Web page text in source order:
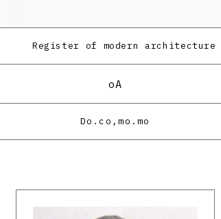
Register of modern architecture
oA
Do.co,mo.mo